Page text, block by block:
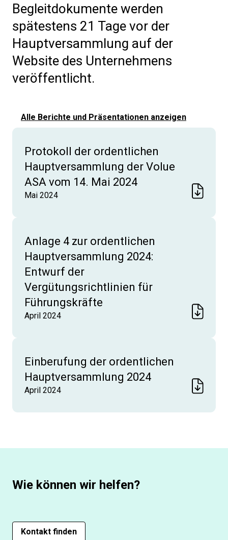
Begleitdokumente werden
spätestens 21 Tage vor der
Hauptversammlung auf der
Website des Unternehmens
veröffentlicht.
Alle Berichte und Präsentationen anzeigen
Protokoll der ordentlichen
Hauptversammlung der Volue
ASA vom 14. Mai 2024
Mai 2024
Anlage 4 zur ordentlichen
Hauptversammlung 2024:
Entwurf der
Vergütungsrichtlinien für
Führungskräfte
April 2024
Einberufung der ordentlichen
Hauptversammlung 2024
April 2024
Wie können wir helfen?
Kontakt finden